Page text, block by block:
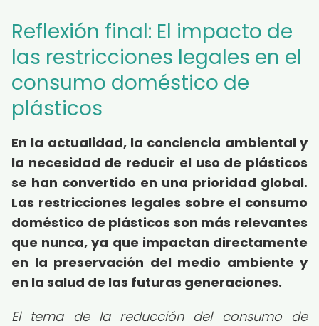
Reflexión final: El impacto de
las restricciones legales en el
consumo doméstico de
plásticos
En la actualidad, la conciencia ambiental y
la necesidad de reducir el uso de plásticos
se han convertido en una prioridad global.
Las restricciones legales sobre el consumo
doméstico de plásticos son más relevantes
que nunca, ya que impactan directamente
en la preservación del medio ambiente y
en la salud de las futuras generaciones.
El tema de la reducción del consumo de